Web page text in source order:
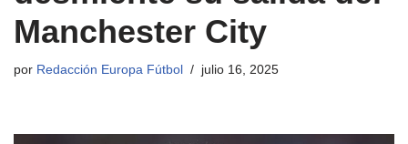
Manchester City
por Redacción Europa Fútbol julio 16, 2025